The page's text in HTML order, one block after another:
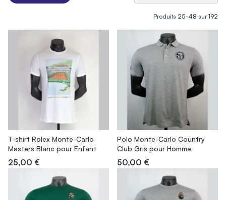
Produits 25-48 sur192
T-shirt Rolex Monte-Carlo
Masters Blanc pour Enfant
25,00 €
Polo Monte-Carlo Country
Club Gris pour Homme
50,00 €